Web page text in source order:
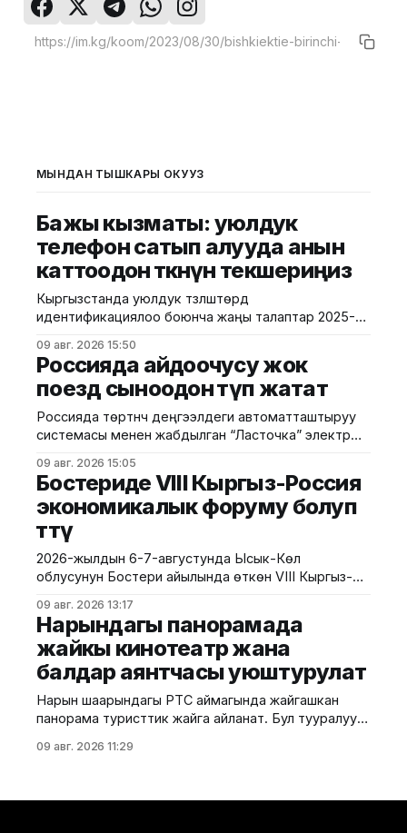
МЫНДАН ТЫШКАРЫ ОКУҢУЗ
Бажы кызматы: уюлдук
телефон сатып алууда анын
каттоодон өткөнүн текшериңиз
Кыргызстанда уюлдук түзүлүштөрдү
идентификациялоо боюнча жаңы талаптар 2025-
байланыштуу Бажы кызматы жарандарды
смартфон сатып алууда анын расмий түрдө өлкөгө
киргизилгенине жана каттоодон өткөнүнө көңүл
бурууга чакырууда. Бул талаптардын негизги
максаты — уюлдук түзүлүштөрдүн мыйзамдуу
жүгүртүлүшүн камсыз кылуу, контрабандага бөгөт коюу
жана керектөөчүлөрдүн укугун коргоо.
09 авг. 2026 15:50
Россияда айдоочусу жок
поезд сыноодон өтүп жатат
Россияда төртүнчү деңгээлдеги автоматташтыруу
системасы менен жабдылган “Ласточка” электр
борбордук шакек темир жолунда (МЦК) өткөрүлүп
жатат. Бул тууралуу РИА-Новости маалымдады.
Билдирүүгө караганда, жаңы технологиянын өзгөчөлүгү
— поездди башкаруу үчүн анын ичинде машинисттин
болушу талап кылынбайт. Поезд өз алдынча
ылдамдап, тормоз басып, эшиктерди ачып-жабат.
Анын
09 авг. 2026 15:05
Бостериде VIII Кыргыз-Россия
экономикалык форуму болуп
өттү
2026-жылдын 6-7-августунда Ысык-Көл
облусунун Бостери айылында өткөн VIII Кыргыз-
чара Евразия өкмөттөр аралык кеңешинин
жыйынынын алкагында уюштурулуп, ага
Кыргызстан менен Россиянын мамлекеттик
органдарынын, бизнес ишканаларынын, өнүктүрүү
институттарынын жана эксперттик коомчулуктун
өкүлдөрү катышты. Форумдун биринчи күнүнүн
жыйынтыгында бир катар келишимдерге кол
09 авг. 2026 13:17
Нарындагы панорамада
жайкы кинотеатр жана
балдар аянтчасы уюштурулат
Нарын шаарындагы РТС аймагында жайгашкан
панорама туристтик жайга айланат. Бул тууралуу
ылайык, Нарындын мэри Жылдызбек Беккелдиев
09 авг. 2026 11:29